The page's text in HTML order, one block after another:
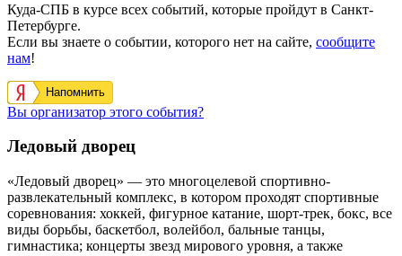
Куда-СПБ в курсе всех событий, которые пройдут в Санкт-
Петербурге.
Если вы знаете о событии, которого нет на сайте, сообщите
нам!
Напомнить
Вы организатор этого события?
Ледовый дворец
«Ледовый дворец» — это многоцелевой спортивно-
развлекательный комплекс, в котором проходят спортивные
соревнования: хоккей, фигурное катание, шорт-трек, бокс, все
виды борьбы, баскетбол, волейбол, бальные танцы,
гимнастика; концерты звезд мирового уровня, а также